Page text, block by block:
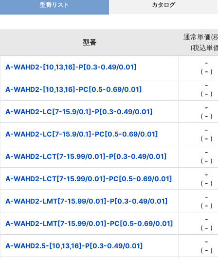
型番リスト カタログ
型番
通常単価(
(税込単
A-WAHD2-[10,13,16]-P[0.3-0.49/0.01]
-
( - )
A-WAHD2-[10,13,16]-PC[0.5-0.69/0.01]
-
( - )
A-WAHD2-LC[7-15.9/0.1]-P[0.3-0.49/0.01]
-
( - )
A-WAHD2-LC[7-15.9/0.1]-PC[0.5-0.69/0.01]
-
( - )
A-WAHD2-LCT[7-15.99/0.01]-P[0.3-0.49/0.01]
-
( - )
A-WAHD2-LCT[7-15.99/0.01]-PC[0.5-0.69/0.01]
-
( - )
A-WAHD2-LMT[7-15.99/0.01]-P[0.3-0.49/0.01]
-
( - )
A-WAHD2-LMT[7-15.99/0.01]-PC[0.5-0.69/0.01]
-
( - )
A-WAHD2.5-[10,13,16]-P[0.3-0.49/0.01]
-
( - )